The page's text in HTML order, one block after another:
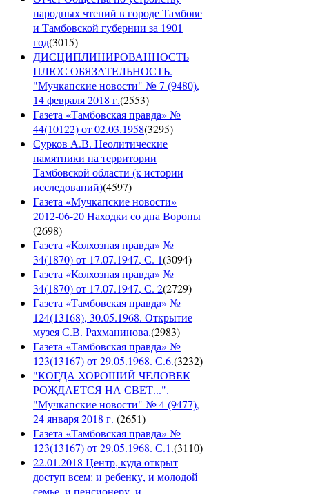
народных чтений в городе Тамбове
и Тамбовской губернии за 1901
год(3015)
ДИСЦИПЛИНИРОВАННОСТЬ
ПЛЮС ОБЯЗАТЕЛЬНОСТЬ.
"Мучкапские новости" № 7 (9480),
14 февраля 2018 г.(2553)
Газета «Тамбовская правда» №
44(10122) от 02.03.1958(3295)
Сурков А.В. Неолитические
памятники на территории
Тамбовской области (к истории
исследований)(4597)
Газета «Мучкапские новости»
2012-06-20 Находки со дна Вороны
(2698)
Газета «Колхозная правда» №
34(1870) от 17.07.1947, С. 1(3094)
Газета «Колхозная правда» №
34(1870) от 17.07.1947, С. 2(2729)
Газета «Тамбовская правда» №
124(13168), 30.05.1968. Открытие
музея С.В. Рахманинова.(2983)
Газета «Тамбовская правда» №
123(13167) от 29.05.1968. С.6.(3232)
"КОГДА ХОРОШИЙ ЧЕЛОВЕК
РОЖДАЕТСЯ НА СВЕТ...".
"Мучкапские новости" № 4 (9477),
24 января 2018 г. (2651)
Газета «Тамбовская правда» №
123(13167) от 29.05.1968. С.1.(3110)
22.01.2018 Центр, куда открыт
доступ всем: и ребенку, и молодой